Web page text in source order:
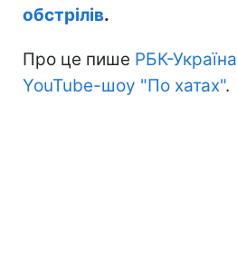
обстрілів.
Про це пише РБК-Україна
YouTube-шоу "По хатах".